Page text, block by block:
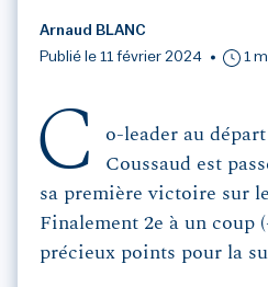
Arnaud BLANC
Publié le 11 février 2024
1
C
o-leader au
Coussaud est
sa première victoire sur
Finalement 2e à un coup
précieux points pour la